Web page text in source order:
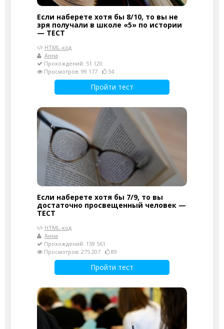
Если наберете хотя бы 8/10, то вы не
зря получали в школе «5» по истории
— ТЕСТ
HTML-код
Анна
Прохождений: 51 120
Просмотров: 99 177
34
Пройти тест
Если наберете хотя бы 7/9, то вы
достаточно просвещенный человек —
ТЕСТ
HTML-код
Анна
Прохождений: 159 561
Просмотров: 275 207
89
Пройти тест